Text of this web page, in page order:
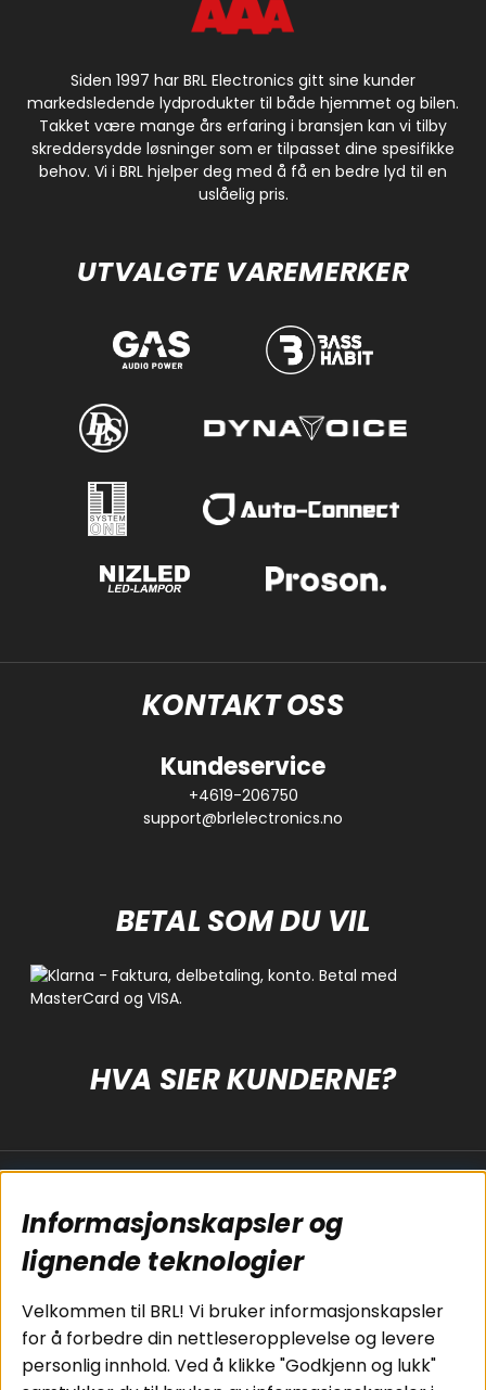
Siden 1997 har BRL Electronics gitt sine kunder
markedsledende lydprodukter til både hjemmet og bilen.
Takket være mange års erfaring i bransjen kan vi tilby
skreddersydde løsninger som er tilpasset dine spesifikke
behov. Vi i BRL hjelper deg med å få en bedre lyd til en
uslåelig pris.
UTVALGTE VAREMERKER
KONTAKT OSS
Kundeservice
+4619-206750
support@brlelectronics.no
BETAL SOM DU VIL
HVA SIER KUNDERNE?
Koblingsguide for
subwoofers
Tilkobling av
bilforsterker
Koblingsguide for
midbasser
Cookies
Kjøpsvilkår
Personvernpolicy
Service / Garanti /
Retur
Informasjonskapsler og
lignende teknologier
Velkommen til BRL! Vi bruker informasjonskapsler
for å forbedre din nettleseropplevelse og levere
personlig innhold. Ved å klikke "Godkjenn og lukk"